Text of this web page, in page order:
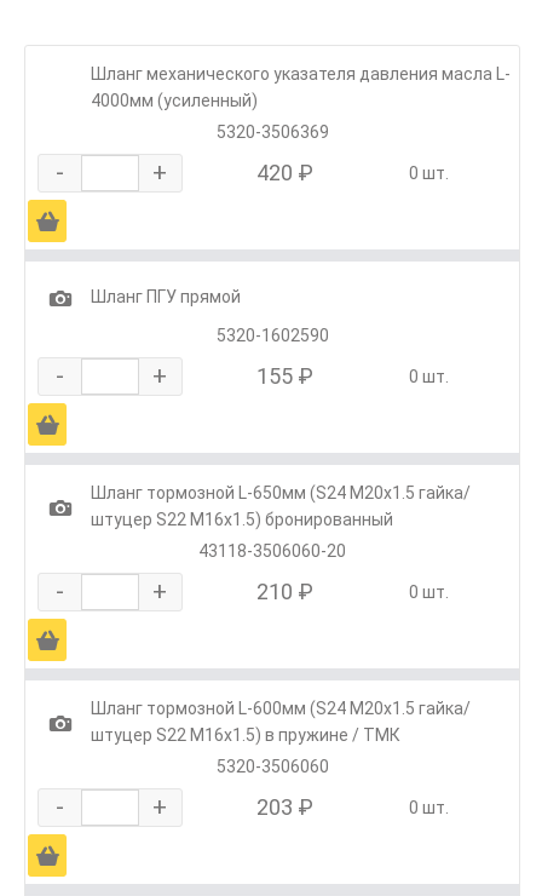
Шланг механического указателя давления масла L-
4000мм (усиленный)
5320-3506369
- + 420 ₽ 0 шт.
Ä
1
Шланг ПГУ прямой
5320-1602590
- + 155 ₽ 0 шт.
Ä
1
Шланг тормозной L-650мм (S24 M20х1.5 гайка/
штуцер S22 M16х1.5) бронированный
43118-3506060-20
- + 210 ₽ 0 шт.
Ä
1
Шланг тормозной L-600мм (S24 М20х1.5 гайка/
штуцер S22 М16х1.5) в пружине / ТМК
5320-3506060
- + 203 ₽ 0 шт.
Ä